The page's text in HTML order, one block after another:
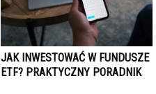
JAK INWESTOWAĆ W FUNDUSZE
ETF? PRAKTYCZNY PORADNIK